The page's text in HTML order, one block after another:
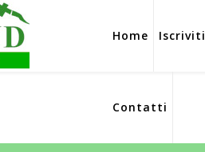
Home Iscriviti
Contatti